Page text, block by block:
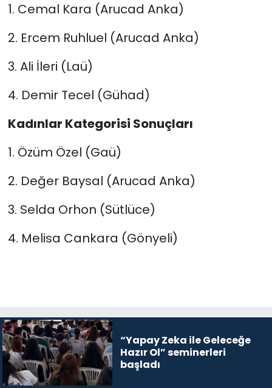
1. Cemal Kara (Arucad Anka)
2. Ercem Ruhluel (Arucad Anka)
3. Ali İleri (Laü)
4. Demir Tecel (Gühad)
Kadınlar Kategorisi Sonuçları
1. Özüm Özel (Gaü)
2. Değer Baysal (Arucad Anka)
3. Selda Orhon (Sütlüce)
4. Melisa Cankara (Gönyeli)
“Yapay Zeka ile Geleceğe
Hazır Ol” seminerleri
başladı